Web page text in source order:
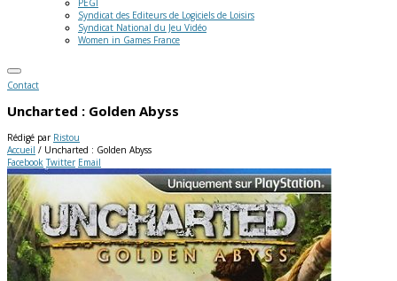
PEGI
Syndicat des Editeurs de Logiciels de Loisirs
Syndicat National du Jeu Vidéo
Women in Games France
Contact
Uncharted : Golden Abyss
Rédigé par Ristou
Accueil / Uncharted : Golden Abyss
Facebook Twitter Email